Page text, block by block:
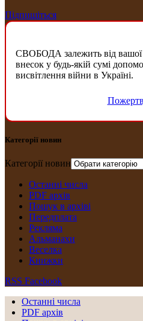
Підпишіться
СВОБОДА залежить від
внесок у будь-якій сумі
висвітлення війни в Україні.
Категорії новин
Категорії новин
Останні числа
PDF архів
Пошук в архіві
Передплата
Рекляма
Альманахи
Веселка
Книжки
RSS Facebook
Останні числа
PDF архів